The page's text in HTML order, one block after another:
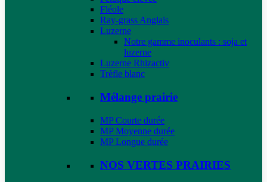
Fléole
Ray-grass Anglais
Luzerne
Notre gamme inoculants : soja et
luzerne
Luzerne Rhizactiv
Trèfle blanc
Mélange prairie
MP Courte durée
MP Moyenne durée
MP Longue durée
NOS VERTES PRAIRIES